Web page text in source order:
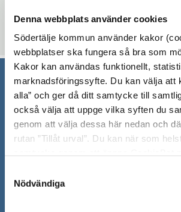
Denna webbplats använder cookies
Södertälje kommun använder kakor
webbplatser ska fungera så bra som
Kakor kan användas funktionellt,
marknadsföringssyfte. Du kan välja att
alla” och ger då ditt samtycke till
också välja att uppge vilka syften du
genom att välja dessa här nedan och
rutan ”Tillåt urval”. Du kan när som
"Visa detaljer" kan du läsa om hur
hur vi och våra leverantörer inhämtar
Nödvändiga
13:00 - 14:00
Södertälje kommun
151 89 Södertälje
Besöksadress: Nyköpingsvägen 26
Org.nr. 212000–0159